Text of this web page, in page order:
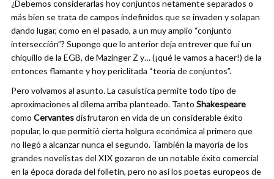
¿Debemos considerarlas hoy conjuntos netamente separados o
más bien se trata de campos indefinidos que se invaden y solapan
dando lugar, como en el pasado, a un muy amplio “conjunto
intersección”? Supongo que lo anterior deja entrever que fui un
chiquillo de la EGB, de Mazinger Z y… (¡qué le vamos a hacer!) de la
entonces flamante y hoy periclitada “teoría de conjuntos”.
Pero volvamos al asunto. La casuística permite todo tipo de
aproximaciones al dilema arriba planteado. Tanto Shakespeare
como Cervantesdisfrutaron en vida de un considerable éxito
popular, lo que permitió cierta holgura económica al primero que
no llegó a alcanzar nunca el segundo. También la mayoría de los
grandes novelistas del XIX gozaron de un notable éxito comercial
en la época dorada del folletín, pero no así los poetas europeos de